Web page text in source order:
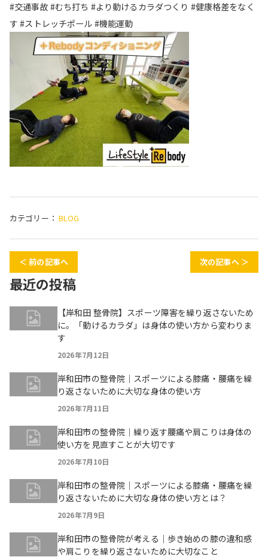
#交通事故 #むち打ち #より動けるカラダつくり #健康格差をなく
す #ストレッチポール #機能運動
カテゴリー： BLOG
＜ 前の記事へ 次の記事へ ＞
最近の投稿
【岸和田 整骨院】スポーツ障害を繰り返さないため
に。「動けるカラダ」は身体の使い方から変わりま
す
2026年7月12日
岸和田市の整骨院｜スポーツによる膝痛・腰痛を繰
り返さないために大切な身体の使い方
2026年7月11日
岸和田市の整骨院｜繰り返す腰痛や肩こりは身体の
使い方を見直すことが大切です
2026年7月10日
岸和田市の整骨院｜スポーツによる膝痛・腰痛を繰
り返さないために大切な身体の使い方とは？
2026年7月9日
岸和田市の整骨院が考える｜歩き始めの膝の違和感
や肩こりを繰り返さないために大切なこと